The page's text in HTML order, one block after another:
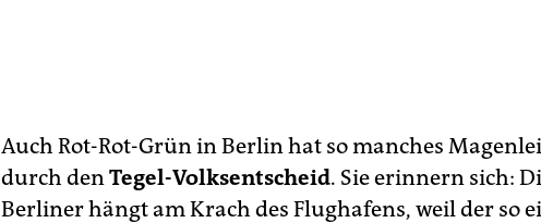
Auch Rot-Rot-Grün in Berlin hat so manches
durch denTegel-Volksentscheid. Sie erinnern sich:
Berliner hängt am Krach des Flughafens, weil der so